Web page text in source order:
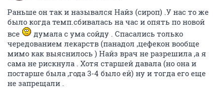
Раньше он так и назывался Найз (сироп) .У нас то же
было когда темп.сбивалась на час и опять по новой
все
думала с ума сойду . Спасались только
чередованием лекарств (панадол ,цефекон вообще
мимо как выяснилось ) Найз врач не разрешила ,а я
сама не рискнула . Хотя старшей давала (но она и
постарше была ,года 3-4 было ей) ну и тогда его еще
не запрещали .